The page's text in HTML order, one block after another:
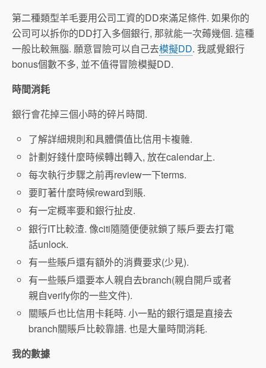
第二種類型羊毛要用公司工資的DD來滿足條件. 如果你的
公司可以拆你的DD打入多個銀行, 那就能一次薅幾個. 這種
一般比較無腦. 願意冒險可以自己去模擬DD. 我感覺銀行
bonus個數不多, 並不值得冒險模擬DD.
時間消耗
銀行會花掉三個小時的碎片時間.
了解詳細規則和具體價值比信用卡複雜.
計劃好錢什麼時候轉出轉入, 放在calendar上.
每次執行步驟之前再review一下terms.
要盯著什麼時候reward到賬.
有一定概率要和銀行扯皮.
銀行IT比較渣. 像citi隨隨便便就鎖了賬戶要去打電
話unlock.
有一些賬戶還有額外的消費要求(少見).
有一些賬戶還要本人親自去branch(親自開戶或者
親自verify你的一些文件).
關賬戶也比信用卡耗時. 小一點的銀行還是直接去
branch關賬戶比較靠譜. 也是大量時間消耗.
我的數據